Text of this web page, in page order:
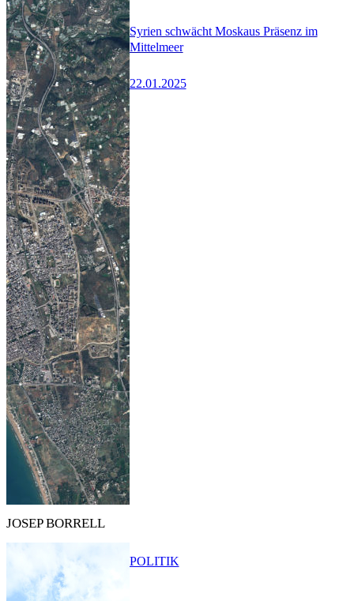
Syrien schwächt Moskaus Präsenz im
Mittelmeer
22.01.2025
JOSEP BORRELL
POLITIK